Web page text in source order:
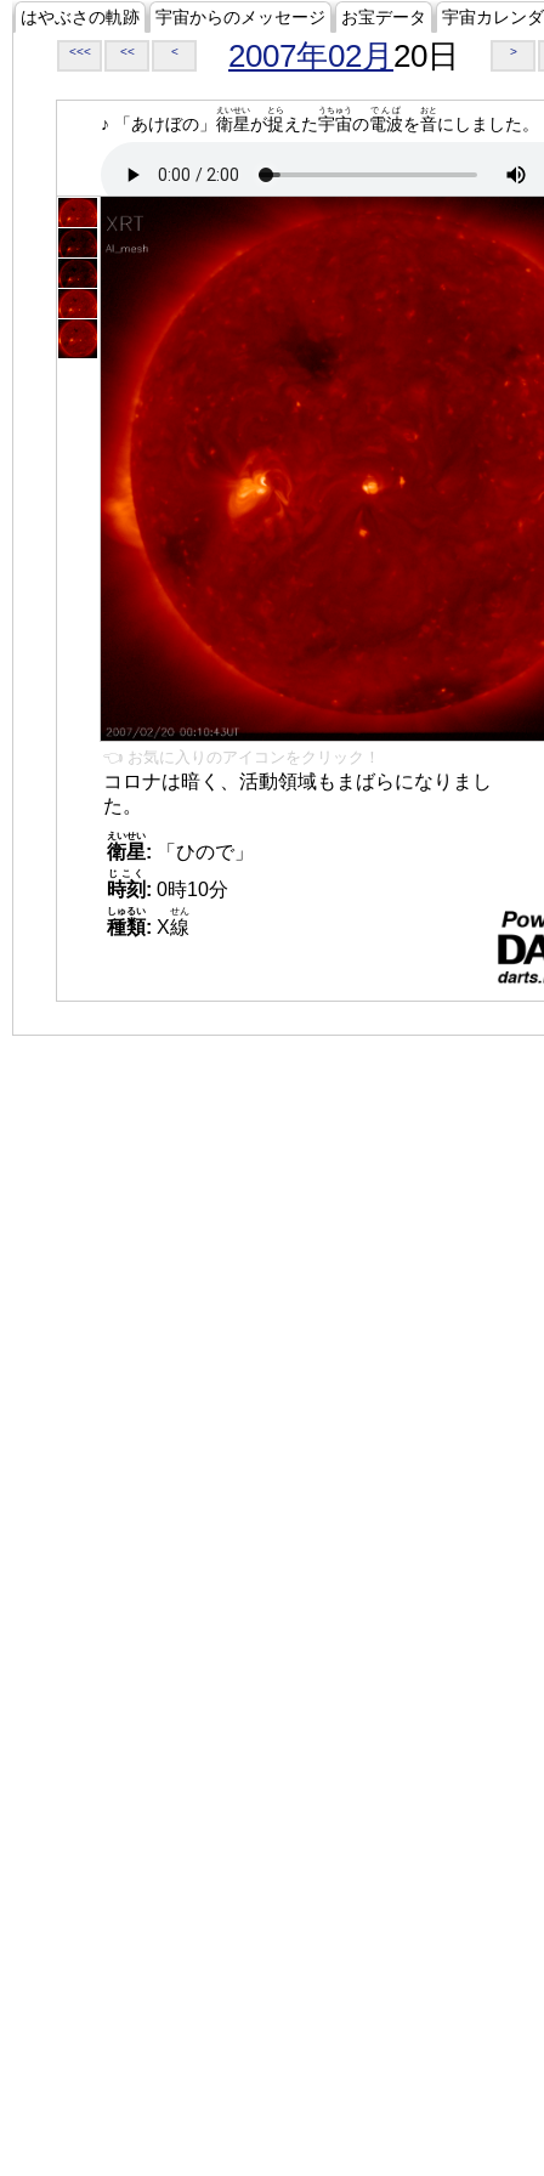
はやぶさの軌跡 宇宙からのメッセージ お宝データ 宇宙カレン
<<< << < 2007年02月 20日 >
♪ 「あけぼの」 衛星
えいせい
が捉
とら
えた宇宙
うちゅう
の電波
でんぱ
を音
おと
にしました。
👈 お気に入りのアイコンをクリック！
コロナは暗く、活動領域もまばらになりまし
た。
衛星
えいせい
:
「ひので」
時刻
じこく
: 0時10分
種類
しゅるい
: X線
せん